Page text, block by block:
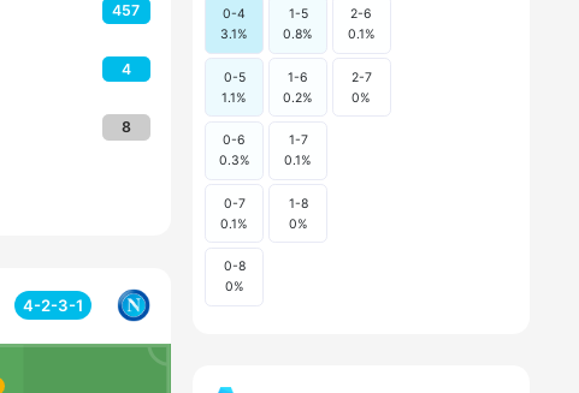
457
4
8
4-2-3-1
0-4
3.1%
1-5
0.8%
2-6
0.1%
0-5
1.1%
1-6
0.2%
2-7
0%
0-6
0.3%
1-7
0.1%
0-7
0.1%
1-8
0%
0-8
0%